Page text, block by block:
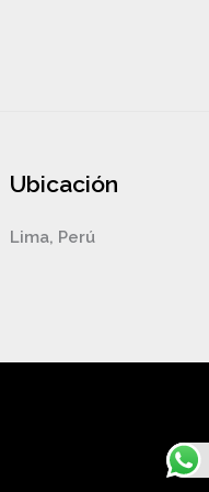
Ubicación
Lima, Perú